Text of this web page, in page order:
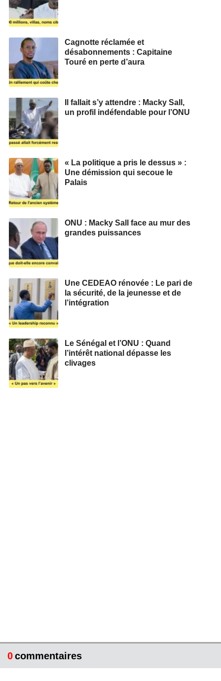
Cagnotte réclamée et
désabonnements : Capitaine
Touré en perte d’aura
Il fallait s’y attendre : Macky Sall,
un profil indéfendable pour l’ONU
« La politique a pris le dessus » :
Une démission qui secoue le
Palais
ONU : Macky Sall face au mur des
grandes puissances
Une CEDEAO rénovée : Le pari de
la sécurité, de la jeunesse et de
l’intégration
Le Sénégal et l’ONU : Quand
l’intérêt national dépasse les
clivages
0commentaires